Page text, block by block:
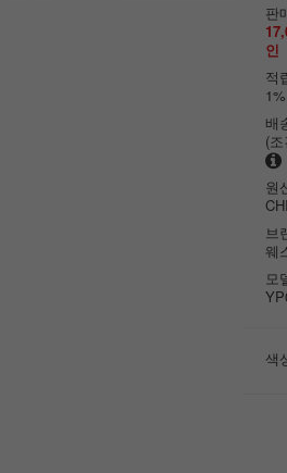
판
인
적
1%
배
(
원
브
웨
모
색